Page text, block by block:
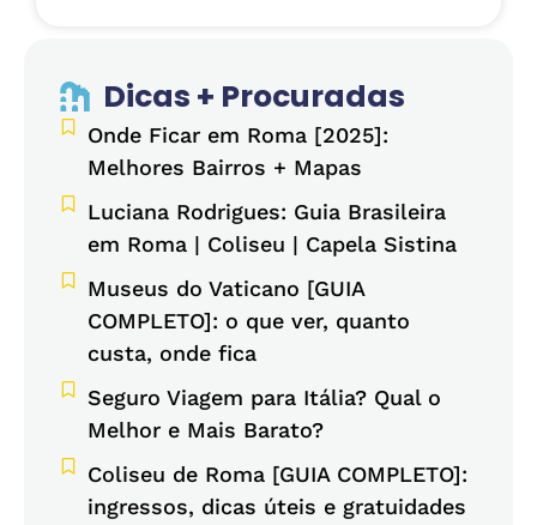
Dicas + Procuradas
Onde Ficar em Roma [2025]:
Melhores Bairros + Mapas
Luciana Rodrigues: Guia Brasileira
em Roma | Coliseu | Capela Sistina
Museus do Vaticano [GUIA
COMPLETO]: o que ver, quanto
custa, onde fica
Seguro Viagem para Itália? Qual o
Melhor e Mais Barato?
Coliseu de Roma [GUIA COMPLETO]:
ingressos, dicas úteis e gratuidades